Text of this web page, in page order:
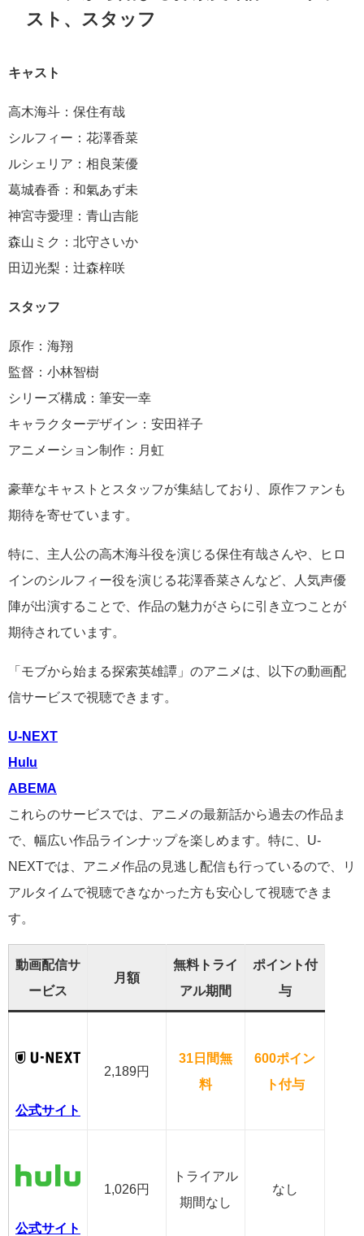
スト、スタッフ
キャスト
高木海斗：保住有哉
シルフィー：花澤香菜
ルシェリア：相良茉優
葛城春香：和氣あず未
神宮寺愛理：青山吉能
森山ミク：北守さいか
田辺光梨：辻森梓咲
スタッフ
原作：海翔
監督：小林智樹
シリーズ構成：筆安一幸
キャラクターデザイン：安田祥子
アニメーション制作：月虹
豪華なキャストとスタッフが集結しており、原作ファンも
期待を寄せています。
特に、主人公の高木海斗役を演じる保住有哉さんや、ヒロ
インのシルフィー役を演じる花澤香菜さんなど、人気声優
陣が出演することで、作品の魅力がさらに引き立つことが
期待されています。
「モブから始まる探索英雄譚」のアニメは、以下の動画配
信サービスで視聴できます。
U-NEXT
Hulu
ABEMA
これらのサービスでは、アニメの最新話から過去の作品ま
で、幅広い作品ラインナップを楽しめます。特に、U-
NEXTでは、アニメ作品の見逃し配信も行っているので、リ
アルタイムで視聴できなかった方も安心して視聴できま
す。
動画配信サ
ービス
月額
無料トライ
アル期間
ポイント付
与
公式サイト
2,189円
31日間無
料
600ポイン
ト付与
公式サイト
1,026円
トライアル
期間なし
なし